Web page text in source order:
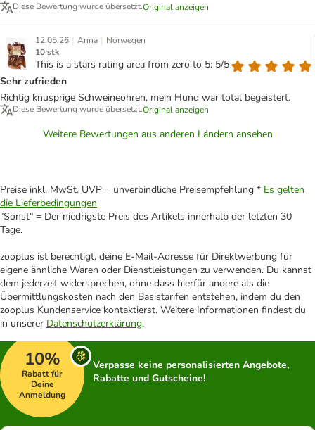
Diese Bewertung wurde übersetzt.Original anzeigen
12.05.26 | Anna | Norwegen
10 stk
This is a stars rating area from zero to 5: 5/5
Sehr zufrieden
Richtig knusprige Schweineohren, mein Hund war total begeistert.
Diese Bewertung wurde übersetzt.Original anzeigen
Weitere Bewertungen aus anderen Ländern ansehen
Preise inkl. MwSt. UVP = unverbindliche Preisempfehlung * Es gelten
die Lieferbedingungen
"Sonst" = Der niedrigste Preis des Artikels innerhalb der letzten 30
Tage.
zooplus ist berechtigt, deine E-Mail-Adresse für Direktwerbung für
eigene ähnliche Waren oder Dienstleistungen zu verwenden. Du kannst
dem jederzeit widersprechen, ohne dass hierfür andere als die
Übermittlungskosten nach den Basistarifen entstehen, indem du den
zooplus Kundenservice kontaktierst. Weitere Informationen findest du
in unserer Datenschutzerklärung.
10%
Rabatt für
Deine
Anmeldung
Verpasse keine personalisierten Angebote,
Rabatte und Gutscheine!